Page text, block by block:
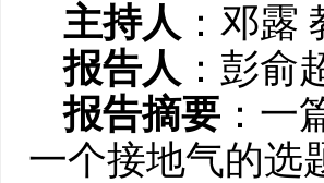
主持人 ：邓露
报告人 ：彭俞
报告摘要 ：一
一个接地气的选